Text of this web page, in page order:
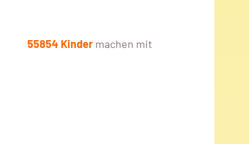
55854 Kinder machen mit